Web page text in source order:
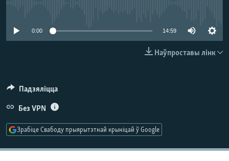
0:00 14:59
Наўпроставы лінк
Падзяліцца
Без VPN
Зрабіце Свабоду прыярытэтнай крыніцай ў Google